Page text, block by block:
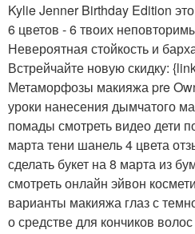
Kylie Jenner Birthday Edition
6 цветов - 6 твоих
Невероятная стойкость и
Встрейчайте новую скидку:
Метаморфозы макияжа pre
уроки нанесения дымчатого
помады смотреть видео дети
марта тени шанель 4 цвета
сделать букет на 8 марта из
смотреть онлайн эйвон
варианты макияжа глаз с
о средстве для кончиков